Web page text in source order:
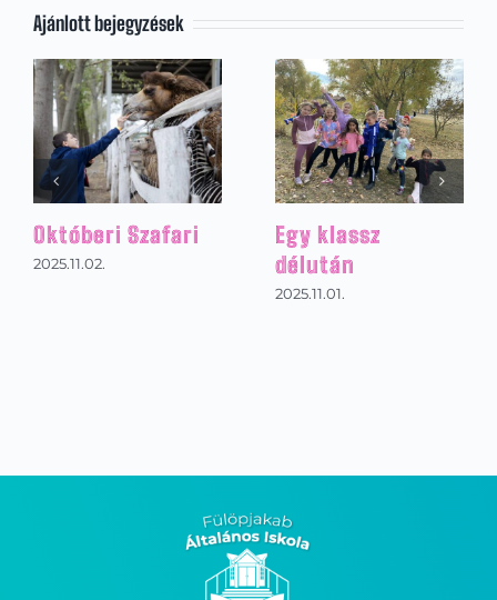
Ajánlott bejegyzések
Ausztriai sítábor
2026.01.31.
A Magyarság
Házában jártak
tanulóink